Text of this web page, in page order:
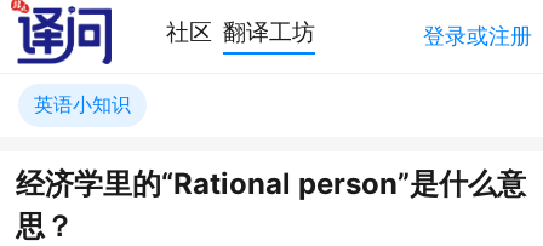
社区 翻译工坊 登录或注册
英语小知识
经济学里的“Rational person”是什么意
思？